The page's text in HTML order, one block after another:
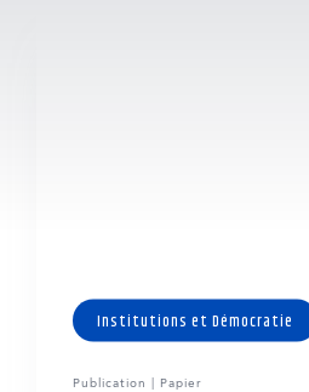
Institutions et Démocratie
Publication | Papier